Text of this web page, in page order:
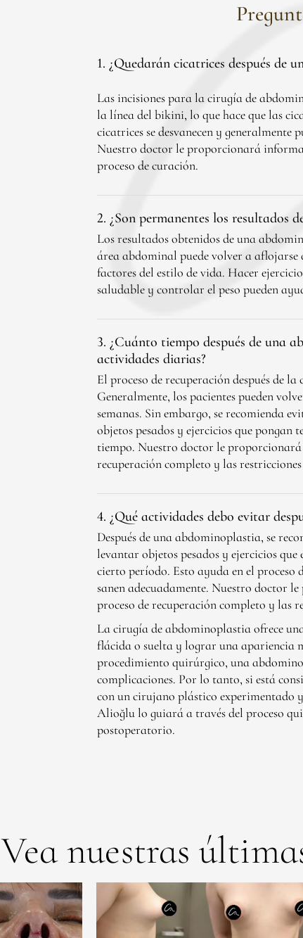
1. ¿Quedarán cicatrices después de
Las incisiones para la cirugía de
la línea del bikini, lo que hace que las
cicatrices se desvanecen y
Nuestro doctor le proporcionará
proceso de curación.
2. ¿Son permanentes los resultados
Los resultados obtenidos de una
área abdominal puede volver a aflojarse
factores del estilo de vida. Hacer
saludable y controlar el peso pueden
3. ¿Cuánto tiempo después de una
actividades diarias?
El proceso de recuperación después de
Generalmente, los pacientes pueden
semanas. Sin embargo, se recomienda
objetos pesados y ejercicios que pongan
tiempo. Nuestro doctor le
recuperación completo y las
4. ¿Qué actividades debo evitar
Después de una abdominoplastia, se
levantar objetos pesados y ejercicios
cierto período. Esto ayuda en el proceso
sanen adecuadamente. Nuestro doctor
proceso de recuperación completo y las
La cirugía de abdominoplastia ofrece
flácida o suelta y lograr una apariencia
procedimiento quirúrgico, una
complicaciones. Por lo tanto, si está
con un cirujano plástico experimentado
Alioğlu lo guiará a través del proceso
postoperatorio.
Vea nuestras